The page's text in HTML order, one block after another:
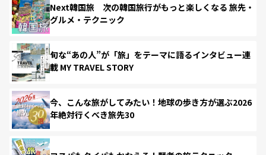
Next韓国旅 次の韓国旅行がもっと楽しくなる 旅先・
グルメ・テクニック
旬な“あの人”が「旅」をテーマに語るインタビュー連
載 MY TRAVEL STORY
今、こんな旅がしてみたい！地球の歩き方が選ぶ2026
年絶対行くべき旅先30